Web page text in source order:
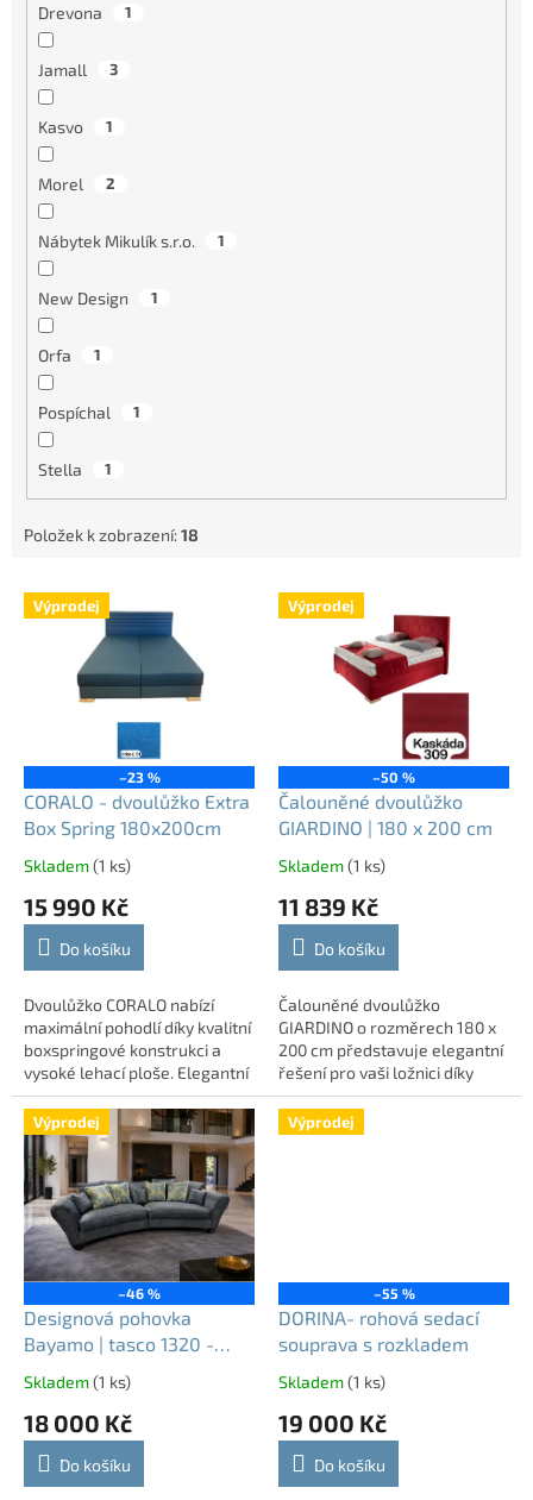
Drevona 1
Jamall 3
Kasvo 1
Morel 2
Nábytek Mikulík s.r.o. 1
New Design 1
Orfa 1
Pospíchal 1
Stella 1
Položek k zobrazení:18
V Výprodej
–23 %
CORALO - dvoulůžko Extra
Box Spring 180x200cm
Skladem(1 ks)
15 990 Kč
Do košíku
Dvoulůžko CORALO nabízí
maximální pohodlí díky kvalitní
boxspringové konstrukci a
vysoké lehací ploše. Elegantní
čalounění v modrém
provedení dodá ložnici
moderní a luxusní...
Výprodej
–50 %
Čalouněné dvoulůžko
GIARDINO | 180 x 200 cm
Skladem(1 ks)
11 839 Kč
Do košíku
Čalouněné dvoulůžko
GIARDINO o rozměrech 180 x
200 cm představuje elegantní
řešení pro vaši ložnici díky
konstrukci typu boxspring.
Výrazné čalounění v červené
sametové látce...
Výprodej
–46 %
Designová pohovka
Bayamo | tasco 1320 -
soleo 09
Skladem(1 ks)
18 000 Kč
Do košíku
Výprodej
–55 %
DORINA- rohová sedací
souprava s rozkladem
Skladem(1 ks)
19 000 Kč
Do košíku